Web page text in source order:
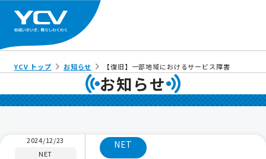
YCV トップ お知らせ 【復旧】一部地域におけるサービス障害
お知らせ
2024/12/23
NET
NET